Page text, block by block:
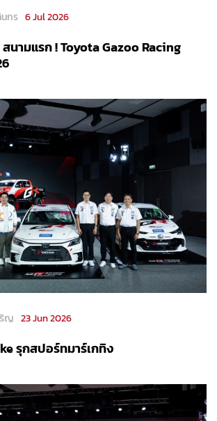
กร 6 Jul 2026
นามแรก ! Toyota Gazoo Racing
ริญ 23 Jun 2026
รุกสปอร์ทมาร์เกทิง